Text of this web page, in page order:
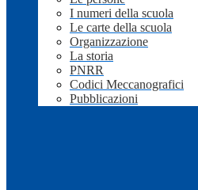
I numeri della scuola
Le carte della scuola
Organizzazione
La storia
PNRR
Codici Meccanografici
Pubblicazioni